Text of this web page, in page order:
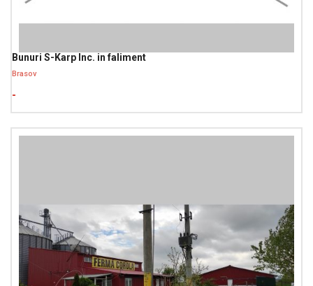
Bunuri S-Karp Inc. in faliment
Brasov
-